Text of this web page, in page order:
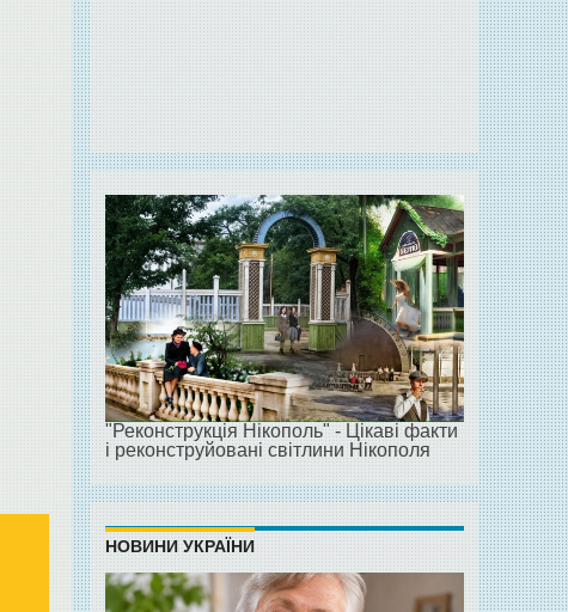
"Реконструкція Нікополь" - Цікаві факти
і реконструйовані світлини Нікополя
НОВИНИ УКРАЇНИ